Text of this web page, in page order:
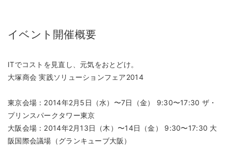
イベント開催概要
ITでコストを見直し、元気をおとどけ。
大塚商会 実践ソリューションフェア2014
東京会場：2014年2月5日（水）〜7日（金） 9:30〜17:30 ザ・
プリンスパークタワー東京
大阪会場：2014年2月13日（木）〜14日（金） 9:30〜17:30 大
阪国際会議場（グランキューブ大阪）